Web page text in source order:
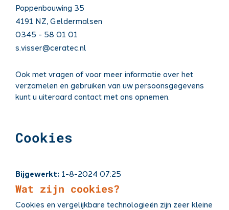
Poppenbouwing 35
4191 NZ, Geldermalsen
0345 - 58 01 01
s.visser@ceratec.nl
Ook met vragen of voor meer informatie over het
verzamelen en gebruiken van uw persoonsgegevens
kunt u uiteraard contact met ons opnemen.
Cookies
Bijgewerkt: 1-8-2024 07:25
Wat zijn cookies?
Cookies en vergelijkbare technologieën zijn zeer kleine